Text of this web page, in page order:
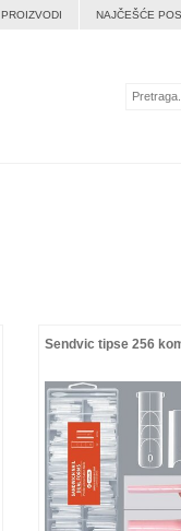
PROIZVODI NAJČEŠĆE
Sendvic tipse 256